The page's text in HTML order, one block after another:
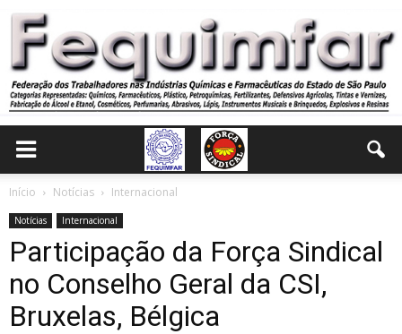
Início Notícias Internacional
Notícias Internacional
Participação da Força Sindical
no Conselho Geral da CSI,
Bruxelas, Bélgica